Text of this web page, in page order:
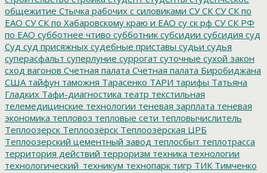
общежитие Стычка рабочих с силовиками СУ СК СУ СК по
ЕАО СУ СК по Хабаровскому краю и ЕАО су ск рф СУ СК РФ
по ЕАО субботнее чтиво субботник субсидии субсидия суд
Суд суд присяжных судебные приставы судьи судья
суперасфальт суперлуние суррогат суточные сухой закон
сход вагонов Счетная палата Счетная палата Биробиджана
США тайфун таможня Тарасенко ТАРИ тарифы Татьяна
Гладких Тафи-диагностика театр текстильная
телемедицинские технологии теневая зарплата теневая
экономика тепловоз тепловые сети тепловычислитель
Теплоозерск Теплоозёрск Теплоозёрская ЦРБ
Теплоозерский цементный завод теплосбыт теплотрасса
территория действий терроризм техника технологии
технологический_техникум технопарк тигр ТИК Тимченко